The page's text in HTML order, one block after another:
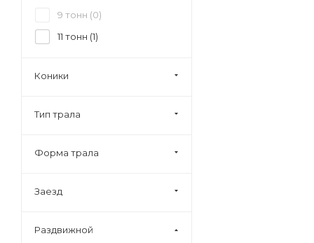
9 тонн (0)
11 тонн (1)
Коники
Тип трала
Форма трала
Заезд
Раздвижной